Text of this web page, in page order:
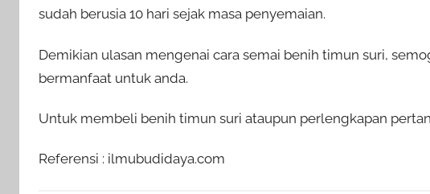
sudah berusia 10 hari sejak masa penyemaian.
Demikian ulasan mengenai cara semai benih timun suri,
bermanfaat untuk anda.
Untuk membeli benih timun suri ataupun perlengkapan
Referensi : ilmubudidaya.com